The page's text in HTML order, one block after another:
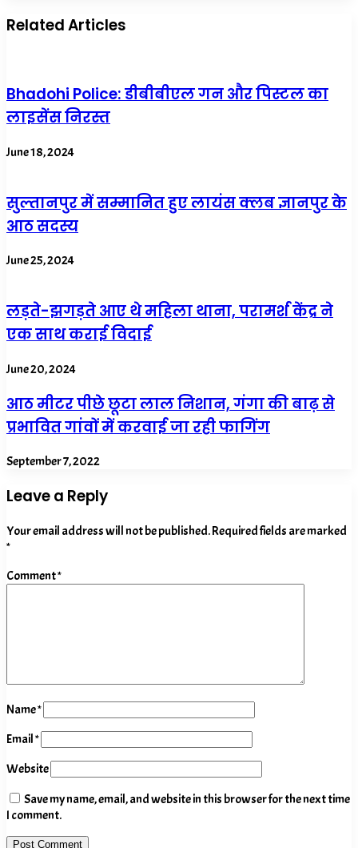
Related Articles
Bhadohi Police: डीबीबीएल गन और पिस्टल का
लाइसेंस निरस्त
June 18, 2024
सुल्तानपुर में सम्मानित हुए लायंस क्लब ज्ञानपुर के
आठ सदस्य
June 25, 2024
लड़ते-झगड़ते आए थे महिला थाना, परामर्श केंद्र ने
एक साथ कराई विदाई
June 20, 2024
आठ मीटर पीछे छूटा लाल निशान, गंगा की बाढ़ से
प्रभावित गांवों में करवाई जा रही फागिंग
September 7, 2022
Leave a Reply
Your email address will not be published.Required fields are marked
*
Comment*
Name*
Email*
Website
Save my name, email, and website in this browser for the next time
I comment.